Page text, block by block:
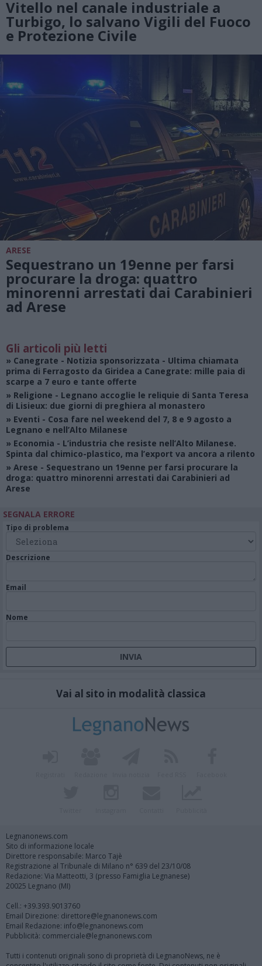
Vitello nel canale industriale a
Turbigo, lo salvano Vigili del Fuoco
e Protezione Civile
ARESE
Sequestrano un 19enne per farsi
procurare la droga: quattro
minorenni arrestati dai Carabinieri
ad Arese
Gli articoli più letti
» Canegrate - Notizia sponsorizzata - Ultima chiamata
prima di Ferragosto da Giridea a Canegrate: mille paia di
scarpe a 7 euro e tante offerte
» Religione - Legnano accoglie le reliquie di Santa Teresa
di Lisieux: due giorni di preghiera al monastero
» Eventi - Cosa fare nel weekend del 7, 8 e 9 agosto a
Legnano e nell’Alto Milanese
» Economia - L’industria che resiste nell’Alto Milanese.
Spinta dal chimico-plastico, ma l’export va ancora a rilento
» Arese - Sequestrano un 19enne per farsi procurare la
droga: quattro minorenni arrestati dai Carabinieri ad
Arese
SEGNALA ERRORE
Tipo di problema
Descrizione
Email
Nome
Vai al sito in modalità classica
Legnanonews.com
Sito di informazione locale
Direttore responsabile: Marco Tajè
Registrazione al Tribunale di Milano n° 639 del 23/10/08
Redazione: Via Matteotti, 3 (presso Famiglia Legnanese)
20025 Legnano (MI)
Cell.: +39.393.9013760
Email Direzione: direttore@legnanonews.com
Email Redazione: info@legnanonews.com
Pubblicità: commerciale@legnanonews.com
Tutti i contenuti originali sono di proprietà di LegnanoNews, ne è